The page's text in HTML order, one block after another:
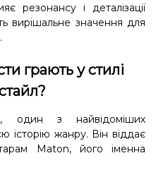
резонансу і деталізації
вирішальне значення для
грають у стилі
один з найвідоміших
історію жанру. Він віддає
Maton, його іменна